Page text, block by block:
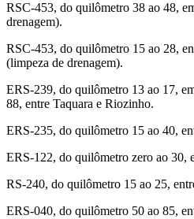
RSC-453, do quilômetro 38 ao 48,
drenagem).
RSC-453, do quilômetro 15 ao 28,
(limpeza de drenagem).
ERS-239, do quilômetro 13 ao 17,
88, entre Taquara e Riozinho.
ERS-235, do quilômetro 15 ao 40,
ERS-122, do quilômetro zero ao 30,
RS-240, do quilômetro 15 ao 25,
ERS-040, do quilômetro 50 ao 85,